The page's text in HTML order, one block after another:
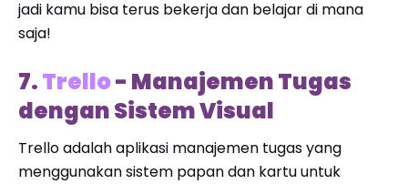
jadi kamu bisa terus bekerja dan belajar di mana
saja!
7.Trello- Manajemen Tugas
dengan Sistem Visual
Trello adalah aplikasi manajemen tugas yang
menggunakan sistem papan dan kartu untuk